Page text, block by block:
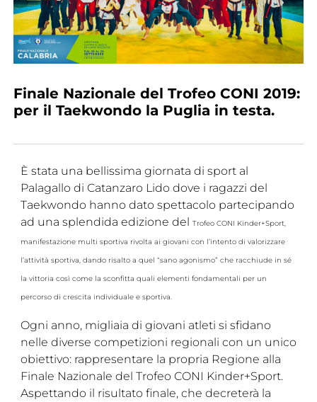
Atleti Combattimento
Atleti Poomsae e Freestyle
Atleti Parataekwondo
Tesseramento
Amministrazione
Salute
Rivista Olympic Dream
Links
Photogallery
Videogallery
Cookie policy
Finale Nazionale del Trofeo CONI 2019:
per il Taekwondo la Puglia in testa.
È stata una bellissima giornata di sport al
Palagallo di Catanzaro Lido dove i ragazzi del
Taekwondo hanno dato spettacolo partecipando
ad una splendida edizione del Trofeo CONI Kinder+Sport,
manifestazione multi sportiva rivolta ai giovani con l’intento di valorizzare
l’attività sportiva, dando risalto a quel “sano agonismo” che racchiude in sé
la vittoria così come la sconfitta quali elementi fondamentali per un
percorso di crescita individuale e sportiva.
Ogni anno, migliaia di giovani atleti si sfidano
nelle diverse competizioni regionali con un unico
obiettivo: rappresentare la propria Regione alla
Finale Nazionale del Trofeo CONI Kinder+Sport.
Aspettando il risultato finale, che decreterà la